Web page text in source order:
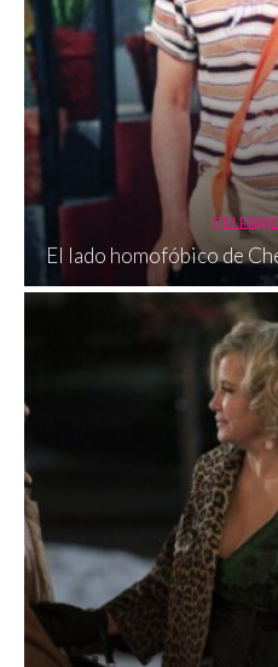
El lado homofóbico de